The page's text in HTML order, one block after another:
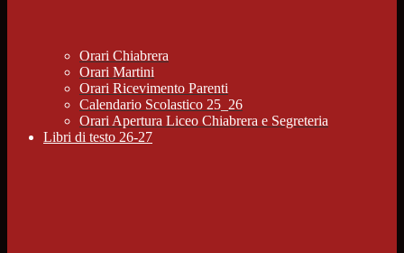
Orari Chiabrera
Orari Martini
Orari Ricevimento Parenti
Calendario Scolastico 25_26
Orari Apertura Liceo Chiabrera e Segreteria
Libri di testo 26-27